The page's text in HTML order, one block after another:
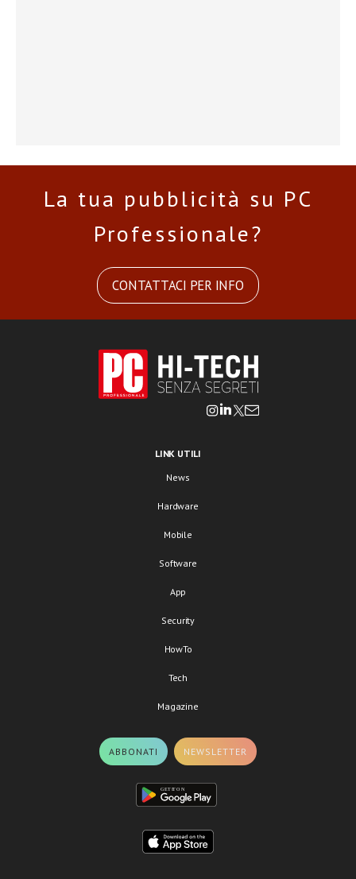
La tua pubblicità su PC
Professionale?
CONTATTACI PER INFO
LINK UTILI
News
Hardware
Mobile
Software
App
Security
HowTo
Tech
Magazine
ABBONATI NEWSLETTER